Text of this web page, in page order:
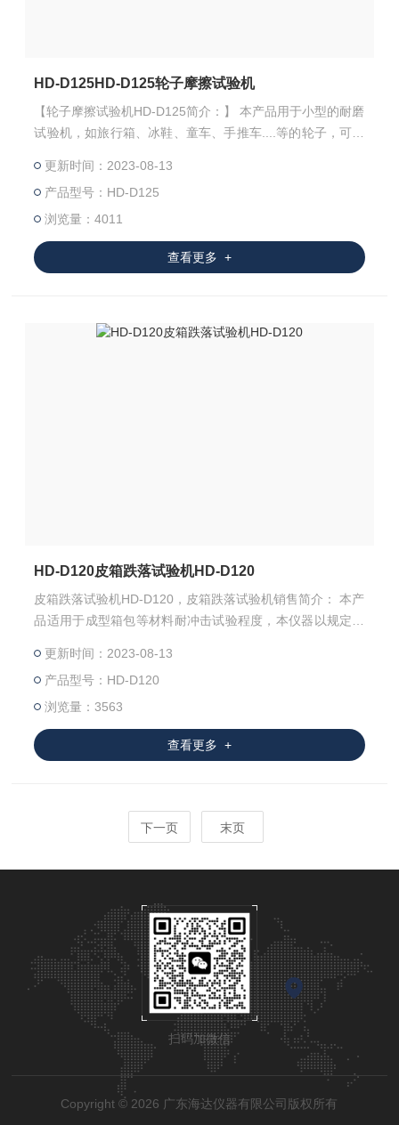
HD-D125HD-D125轮子摩擦试验机
【轮子摩擦试验机HD-D125简介：】 本产品用于小型的耐磨
试验机，如旅行箱、冰鞋、童车、手推车....等的轮子，可测
果可供作改进的参考。
更新时间：2023-08-13
产品型号：HD-D125
浏览量：4011
查看更多 +
HD-D120皮箱跌落试验机HD-D120
皮箱跌落试验机HD-D120，皮箱跌落试验机销售简介： 本产
品适用于成型箱包等材料耐冲击试验程度，本仪器以规定重
其受损程度。 设计标准：QB/T 2918-2010
更新时间：2023-08-13
产品型号：HD-D120
浏览量：3563
查看更多 +
下一页 末页
扫码加微信
Copyright © 2026 广东海达仪器有限公司版权所有